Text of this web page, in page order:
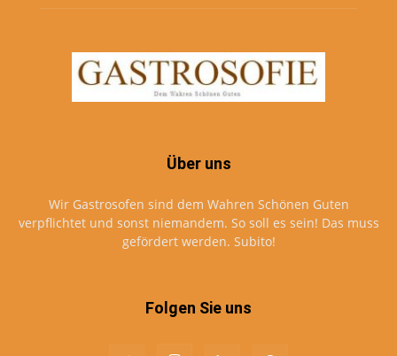
Über uns
Wir Gastrosofen sind dem Wahren Schönen Guten
verpflichtet und sonst niemandem. So soll es sein! Das muss
gefördert werden. Subito!
Folgen Sie uns